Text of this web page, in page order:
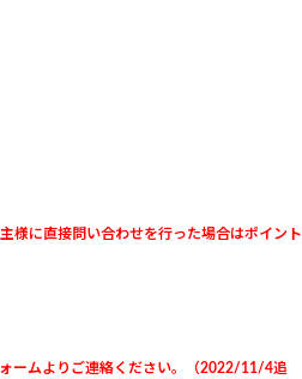
様に直接問い合わせを行った場合はポイント
ームよりご連絡ください。（2022/11/4追